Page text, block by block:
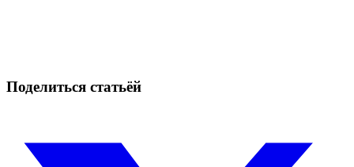
Поделиться статьёй